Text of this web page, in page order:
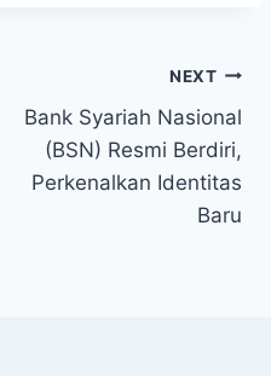
NEXT
Bank Syariah Nasional
(BSN) Resmi Berdiri,
Perkenalkan Identitas
Baru